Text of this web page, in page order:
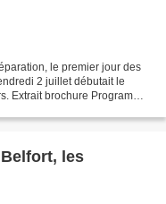
le premier jour des
2 juillet débutait le
Extrait brochure Programme
les